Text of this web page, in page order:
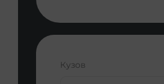
Кузов